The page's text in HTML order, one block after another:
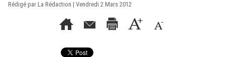
Rédigé par La Rédaction | Vendredi 2 Mars 2012